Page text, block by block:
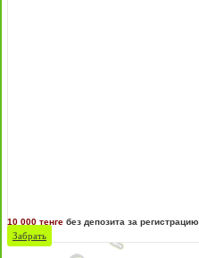
10 000 тенге без депозита за регистрацию
Забрать